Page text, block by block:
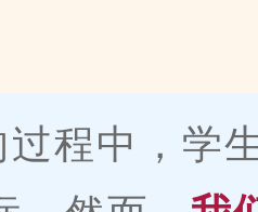
程中，学